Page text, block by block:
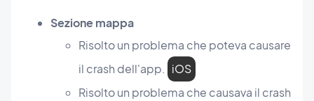
Sezione mappa
Risolto un problema che poteva causare
il crash dell'app. iOS
Risolto un problema che causava il crash